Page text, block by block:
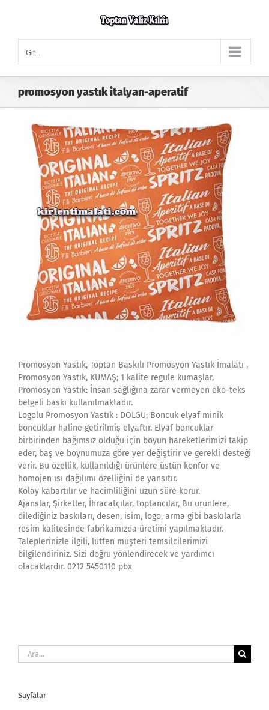
Git...
promosyon yastık italyan-aperatif
Promosyon Yastık, Toptan Baskılı Promosyon Yastık İmalatı ,
Promosyon Yastık, KUMAŞ; 1 kalite regule kumaşlar,
Promosyon Yastık: İnsan sağlığına zarar vermeyen eko-teks
belgeli baskı kullanılmaktadır.
Logolu Promosyon Yastık : DOLGU; Boncuk elyaf minik
boncuklar haline getirilmiş elyaftır. Elyaf boncuklar
birbirinden bağımsız olduğu için boyun hareketlerimizi takip
eder, baş ve boynumuza göre yer değiştirir ve gerekli desteği
verir. Bu özellik, kullanıldığı ürünlere üstün konfor ve
homojen ısı dağılımı özelliğini de yansıtır.
Kolay kabartılır ve hacimliliğini uzun süre korur.
Ajanslar, Şirketler, İhracatçılar, toptancılar, Bu ürünlere,
dilediğiniz baskıları, desen, isim, logo, arma gibi baskılarla
resim kalitesinde fabrikamızda üretimi yapılmaktadır.
Taleplerinizle ilgili, lütfen müşteri temsilcilerimizi
bilgilendiriniz. Sizi doğru yönlendirecek ve yardımcı
olacaklardır. 0212 5450110 pbx
Ara:
Sayfalar